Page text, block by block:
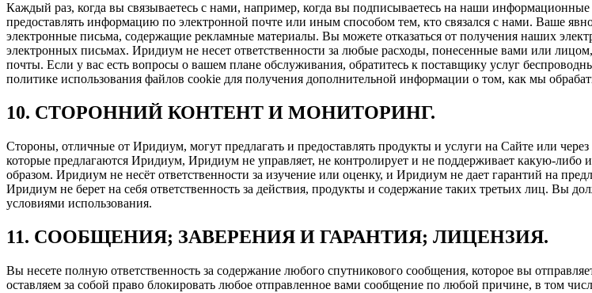
Каждый раз, когда вы связываетесь с нами, например, когда вы подписываетесь на наши
предоставлять информацию по электронной почте или иным способом тем, кто связался с нами. Ваше
электронные письма, содержащие рекламные материалы. Вы можете отказаться от получения наших
электронных письмах. Иридиум не несет ответственности за любые расходы, понесенные вами или
почты. Если у вас есть вопросы о вашем плане обслуживания, обратитесь к поставщику услуг
политике использования файлов cookie для получения дополнительной информации о том, как мы
10. СТОРОННИЙ КОНТЕНТ И МОНИТОРИНГ.
Стороны, отличные от Иридиум, могут предлагать и предоставлять продукты и услуги на Сайте или
которые предлагаются Иридиум, Иридиум не управляет, не контролирует и не поддерживает какую-
образом. Иридиум не несёт ответственности за изучение или оценку, и Иридиум не дает гарантий на
Иридиум не берет на себя ответственность за действия, продукты и содержание таких третьих лиц. Вы
условиями использования.
11. СООБЩЕНИЯ; ЗАВЕРЕНИЯ И ГАРАНТИЯ; ЛИЦЕНЗИЯ.
Вы несете полную ответственность за содержание любого спутникового сообщения, которое вы
оставляем за собой право блокировать любое отправленное вами сообщение по любой причине, в том